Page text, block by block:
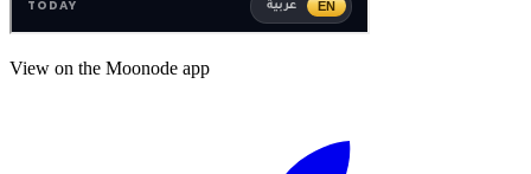
View on the Moonode app